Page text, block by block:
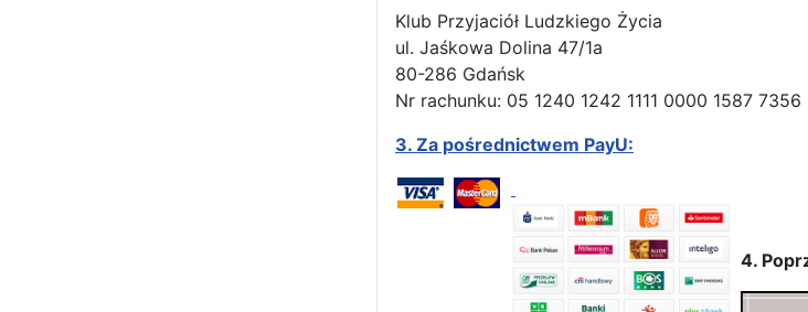
Klub Przyjaciół Ludzkiego Życia
ul. Jaśkowa Dolina 47/1a
80-286 Gdańsk
Nr rachunku: 05 1240 1242 1111 0000 1587 7356
3. Za pośrednictwem PayU:
4.